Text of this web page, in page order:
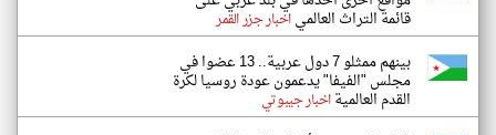
قائمة التراث العالمياخبار جزر القمر
بينهم ممثلو 7 دول عربية.. 13 عضوا في
مجلس "الفيفا" يدعمون عودة روسيا لكرة
القدم العالميةاخبار جيبوتي